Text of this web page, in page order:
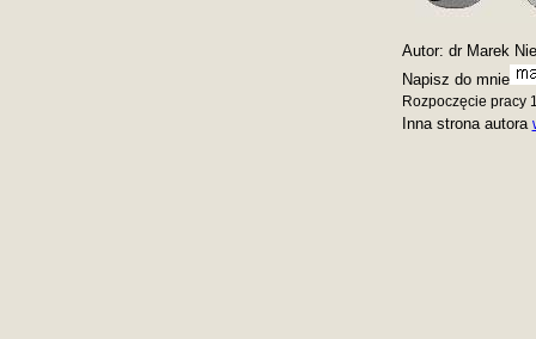
Autor: dr Marek
Napisz do mnie
Rozpoczęcie pracy
Inna strona autora